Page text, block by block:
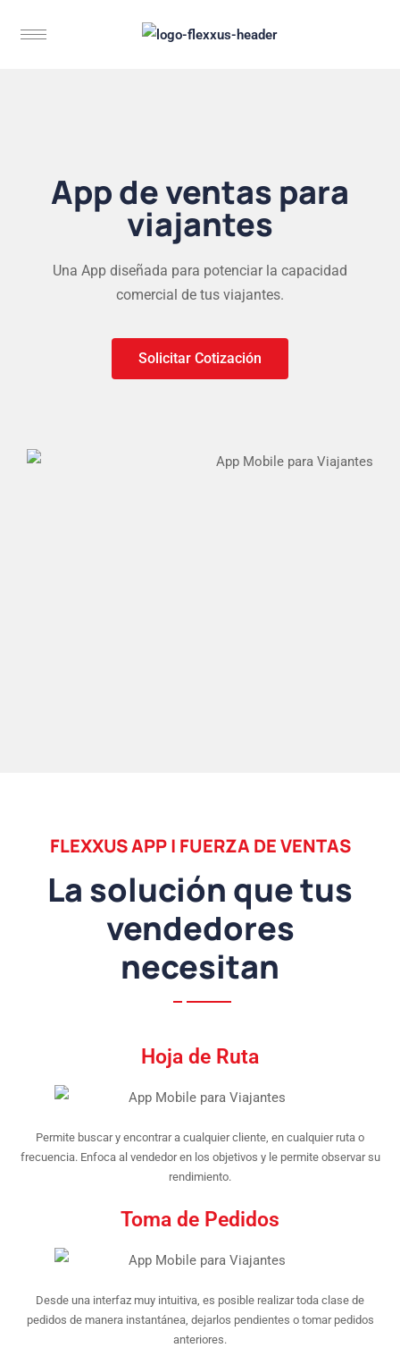
App de ventas para
viajantes
Una App diseñada para potenciar la capacidad
comercial de tus viajantes.
Solicitar Cotización
FLEXXUS APP | FUERZA DE VENTAS
La solución que tus
vendedores
necesitan
Hoja de Ruta
Permite buscar y encontrar a cualquier cliente, en cualquier ruta o
frecuencia. Enfoca al vendedor en los objetivos y le permite observar su
rendimiento.
Toma de Pedidos
Desde una interfaz muy intuitiva, es posible realizar toda clase de
pedidos de manera instantánea, dejarlos pendientes o tomar pedidos
anteriores.